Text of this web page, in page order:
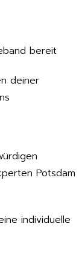
bereit
deiner
Potsdam
individuelle